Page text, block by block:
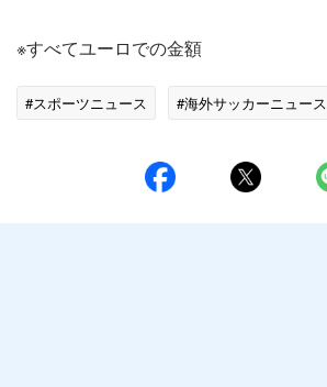
※すべてユーロでの金額
#スポーツニュース #海外サッカーニュース